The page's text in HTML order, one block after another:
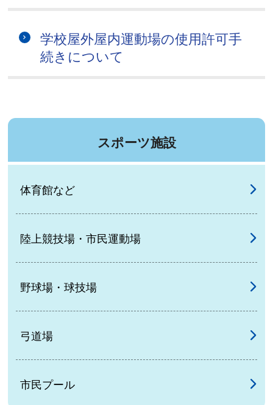
学校屋外屋内運動場の使用許可手
続きについて
スポーツ施設
体育館など
陸上競技場・市民運動場
野球場・球技場
弓道場
市民プール